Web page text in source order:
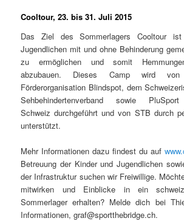
Cooltour, 23. bis 31. Juli 2015
Das Ziel des Sommerlagers Cooltour
Jugendlichen mit und ohne Behinderung
zu ermöglichen und somit
abzubauen. Dieses Camp wird
Förderorganisation Blindspot, dem
Sehbehindertenverband sowie PluSport
Schweiz durchgeführt und von STB durch
unterstützt.
Mehr Informationen dazu findest du auf
Betreuung der Kinder und Jugendlichen
der Infrastruktur suchen wir Freiwillige.
mitwirken und Einblicke in ein
Sommerlager erhalten? Melde dich bei
Informationen, graf@sportthebridge.ch.